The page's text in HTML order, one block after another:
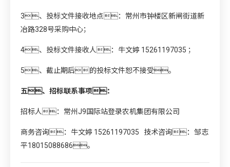
3、投标文件接收地点：常州市钟楼区新闸街道新
冶路328号采购中心；
4、投标文件接收人：牛文婷 15261197035 ；
5、截止期后的投标文件恕不接受。
五、招标联系事项：
招标人：常州J9国际站登录农机集团有限公司
商务咨询：牛文婷 15261197035 技术咨询：邹志
平18015088686。